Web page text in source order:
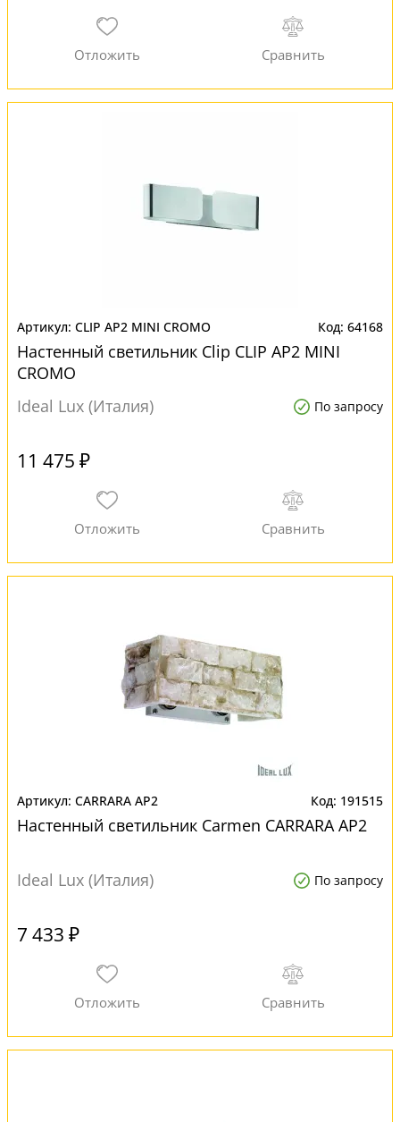
CLIP AP2 MINI CROMO 64168
Настенный светильник Clip CLIP AP2 MINI
CROMO
Ideal Lux (Италия)
По запросу
11 475 ₽
CARRARA AP2 191515
Настенный светильник Carmen CARRARA AP2
Ideal Lux (Италия) По запросу
7 433 ₽